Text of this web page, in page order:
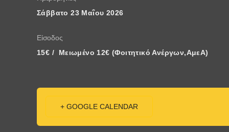
Σάββατο 23 Μαΐου 2026
Είσοδος
15€ /  Μειωμένο 12€ (Φοιτητικό Ανέργων,ΑμεΑ)
+ GOOGLE CALENDAR